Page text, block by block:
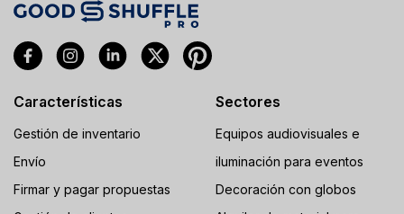
Características
Gestión de inventario
Envío
Firmar y pagar propuestas
Sectores
Equipos audiovisuales e
iluminación para eventos
Decoración con globos